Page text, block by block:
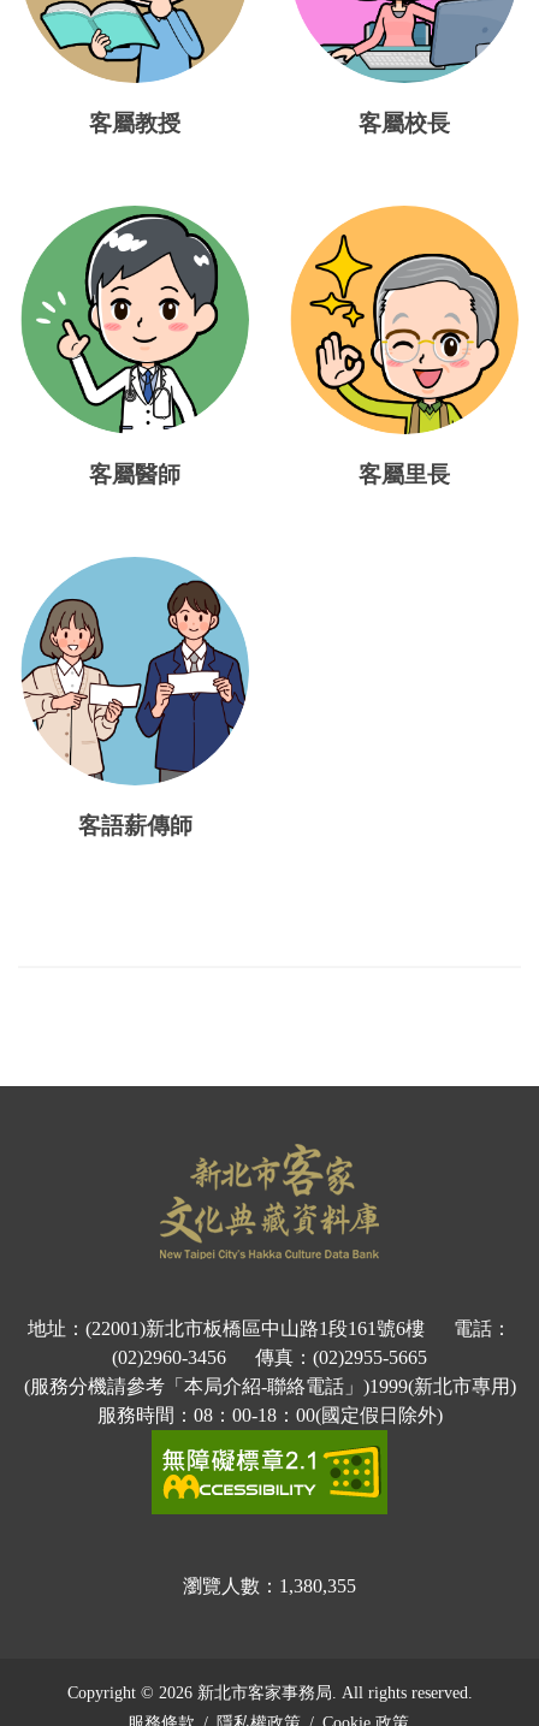
客屬教授 客屬校長
客屬醫師 客屬里長
客語薪傳師
地址：(22001)新北市板橋區中山路1段161號6樓 電話：
(02)2960-3456 傳真：(02)2955-5665
(服務分機請參考「本局介紹-聯絡電話」)1999(新北市專用)
服務時間：08：00-18：00(國定假日除外)
瀏覽人數： 1,380,355
Copyright © 2026 新北市客家事務局. All rights reserved.